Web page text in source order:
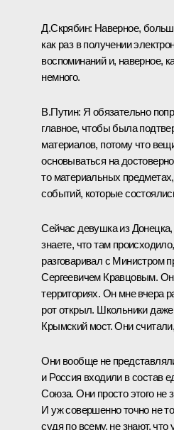
Д.Скрябин: Наверное,
как раз в получении
воспоминаний и, наверное,
немного.
В.Путин: Я обязательно
главное, чтобы была
материалов, потому что
основываться на
то материальных
событий, которые
Сейчас девушка из
знаете, что там
разговаривал с Министром
Сергеевичем Кравцовым.
территориях. Он мне вчера
рот открыл. Школьники
Крымский мост. Они
Они вообще не
и Россия входили в состав
Союза. Они просто этого не
И уж совершенно точно не
судя по всему, не знают,